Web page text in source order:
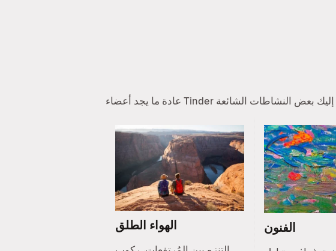
الهواء الطلق الفنون